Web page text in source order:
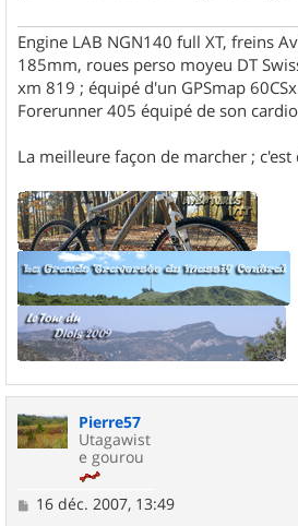
Engine LAB NGN140 full XT, freins
185mm, roues perso moyeu DT
xm 819 ; équipé d'un GPSmap
Forerunner 405 équipé de son
La meilleure façon de marcher ;
Pierre57
Utagawist
e gourou
M16 déc. 2007, 13:49